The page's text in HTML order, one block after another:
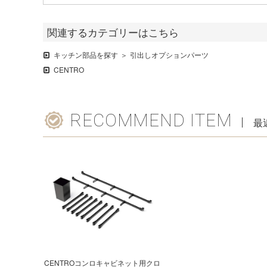
関連するカテゴリーはこちら
キッチン部品を探す
引出しオプションパーツ
CENTRO
RECOMMEND ITEM 最
CENTROコンロキャビネット用クロ